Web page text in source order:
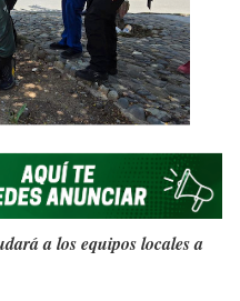
a los equipos locales a